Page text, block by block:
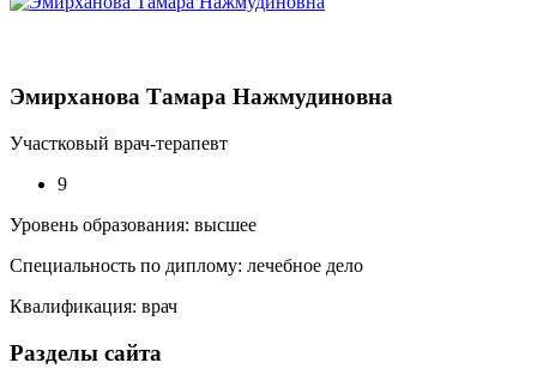
Эмирханова Тамара Нажмудиновна
Участковый врач-терапевт
9
Уровень образования: высшее
Специальность по диплому: лечебное дело
Квалификация: врач
Разделы сайта